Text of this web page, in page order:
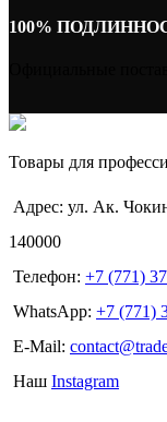
100%
Товары для
Адрес: ул. Ак.
140000
Телефон: +7 (771)
WhatsApp: +7 (771)
E-Mail:
Наш Instagram